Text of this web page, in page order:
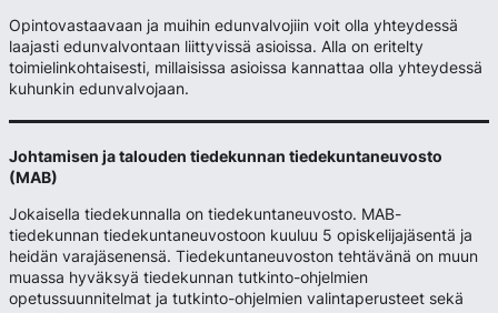
Opintovastaavaan ja muihin edunvalvojiin voit olla yhteydessä
laajasti edunvalvontaan liittyvissä asioissa. Alla on eritelty
toimielinkohtaisesti, millaisissa asioissa kannattaa olla yhteydessä
kuhunkin edunvalvojaan.
Johtamisen ja talouden tiedekunnan tiedekuntaneuvosto
(MAB)
Jokaisella tiedekunnalla on tiedekuntaneuvosto. MAB-
tiedekunnan tiedekuntaneuvostoon kuuluu 5 opiskelijajäsentä ja
heidän varajäsenensä. Tiedekuntaneuvoston tehtävänä on muun
muassa hyväksyä tiedekunnan tutkinto-ohjelmien
opetussuunnitelmat ja tutkinto-ohjelmien valintaperusteet sekä